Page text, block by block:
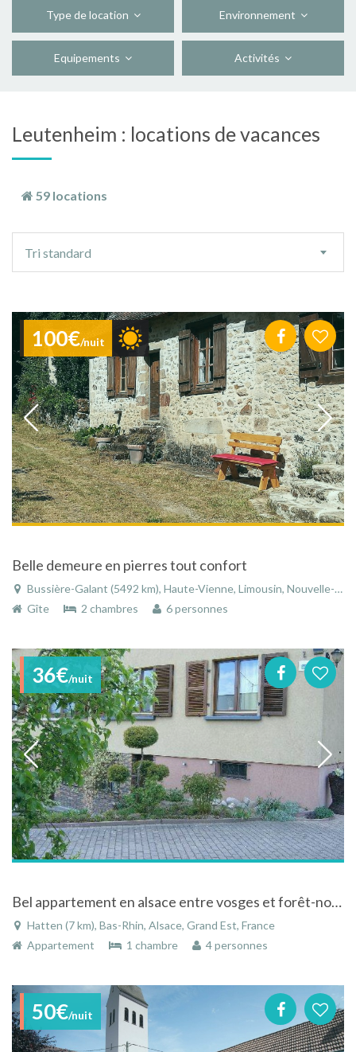
Type de location Environnement
Equipements Activités
Leutenheim : locations de vacances
59 locations
tri
Tri standard
100€/nuit
Belle demeure en pierres tout confort
Bussière-Galant (5492 km), Haute-Vienne, Limousin, Nouvelle-Aquitaine, France
Gîte
2 chambres 6 personnes
36€/nuit
Bel appartement en alsace entre vosges et forêt-noire
Hatten (7 km), Bas-Rhin, Alsace, Grand Est, France
Appartement
1 chambre 4 personnes
50€/nuit